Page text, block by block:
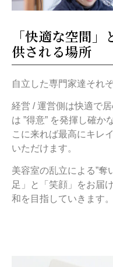
「快適な空間
供される場所
自立した専門家達それ
経営 / 運営側は快適で
は ”得意” を発揮し確か
こに来れば最高にキレ
いただけます。
美容室の乱立による”奪
足」と「笑顔」をお届
和を目指していきます。